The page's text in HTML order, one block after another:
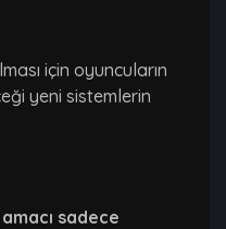
için oyuncuların
yeni sistemlerin
sadece